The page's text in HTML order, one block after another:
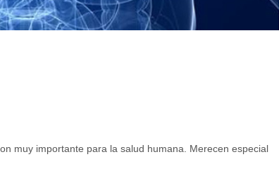
muy importante para la salud humana. Merecen especial